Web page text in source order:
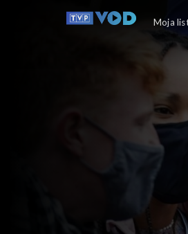
Co dalej?
Moja